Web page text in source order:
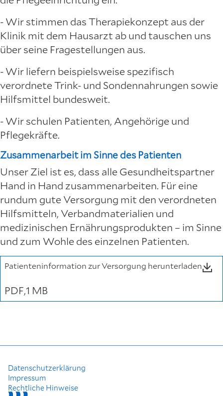
- Wir stimmen das Therapiekonzept aus der
Klinik mit dem Hausarzt ab und tauschen uns
über seine Fragestellungen aus.
- Wir liefern beispielsweise spezifisch
verordnete Trink- und Sondennahrungen sowie
Hilfsmittel bundesweit.
- Wir schulen Patienten, Angehörige und
Pflegekräfte.
Zusammenarbeit im Sinne des Patienten
Unser Ziel ist es, dass alle Gesundheitspartner
Hand in Hand zusammenarbeiten. Für eine
rundum gute Versorgung mit den verordneten
Hilfsmitteln, Verbandmaterialien und
medizinischen Ernährungsprodukten – im Sinne
und zum Wohle des einzelnen Patienten.
1 MB
PDF
Patienteninformation zur Versorgung herunterladen
Datenschutzerklärung
Impressum
Rechtliche Hinweise